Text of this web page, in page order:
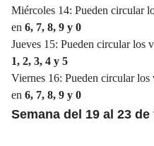
Miércoles 14: Pueden circular
en 6, 7, 8, 9 y 0
Jueves 15: Pueden circular los
1, 2, 3, 4 y 5
Viernes 16: Pueden circular
en 6, 7, 8, 9 y 0
Semana del 19 al 23